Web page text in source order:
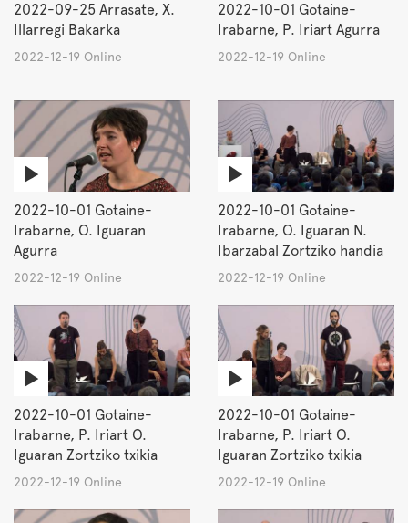
2022-09-25 Arrasate, X.
Illarregi Bakarka
2022-12-19 Online
2022-10-01 Gotaine-
Irabarne, P. Iriart Agurra
2022-12-19 Online
2022-10-01 Gotaine-
Irabarne, O. Iguaran
Agurra
2022-12-19 Online
2022-10-01 Gotaine-
Irabarne, O. Iguaran N.
Ibarzabal Zortziko handia
2022-12-19 Online
2022-10-01 Gotaine-
Irabarne, P. Iriart O.
Iguaran Zortziko txikia
2022-12-19 Online
2022-10-01 Gotaine-
Irabarne, P. Iriart O.
Iguaran Zortziko txikia
2022-12-19 Online